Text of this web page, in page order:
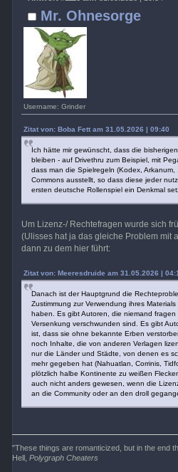
Mr. Ohnesorge
Username: Grinder
Zitat von: Boba Fett am 31.05.2026 | 09:40
Ich hätte mir gewünscht, dass die
bleiben - auf Drivethru zum Beispiel, mit
dass man die Spielregeln (Kodex, Arkanum,
Commons ausstellt, so dass diese jeder
ersten deutsche Rollenspiel ein Denkmal
Um Lizenz-/ Rechtefragen wurde sich
(Ulisses hat ja das gleiche Problem mit
dann zu dem hier führt:
Zitat von: Meeresdruide am 31.05.2026 |
Danach ist der Hauptgrund die
Zustimmung zur Verwendung ihres
haben. Es gibt Autoren, die niemand fragen
Versenkung verschwunden sind. Es gibt
ist, dass sie ohne bekannte Erben
noch Inhalte, die von anderen Verlagen
nur die Länder und Städte, von denen es
mehr gegeben hat (Nahuatlan, Corrinis,
plötzlich halbe Kontinente zu weißen
auch nicht anders gewesen, wenn die
an die Community oder an den droll
"These things are romanticized, but in the end
Hell,Polygraph Cheaters